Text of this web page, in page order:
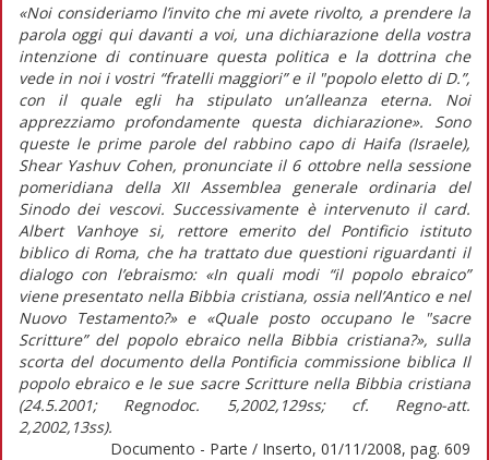
«Noi consideriamo l’invito che mi avete rivolto, a prendere la
parola oggi qui davanti a voi, una dichiarazione della vostra
intenzione di continuare questa politica e la dottrina che
vede in noi i vostri “fratelli maggiori” e il "popolo eletto di D.”,
con il quale egli ha stipulato un’alleanza eterna. Noi
apprezziamo profondamente questa dichiarazione». Sono
queste le prime parole del rabbino capo di Haifa (Israele),
Shear Yashuv Cohen, pronunciate il 6 ottobre nella sessione
pomeridiana della XII Assemblea generale ordinaria del
Sinodo dei vescovi. Successivamente è intervenuto il card.
Albert Vanhoye si, rettore emerito del Pontificio istituto
biblico di Roma, che ha trattato due questioni riguardanti il
dialogo con l’ebraismo: «In quali modi “il popolo ebraico”
viene presentato nella Bibbia cristiana, ossia nell’Antico e nel
Nuovo Testamento?» e «Quale posto occupano le "sacre
Scritture” del popolo ebraico nella Bibbia cristiana?», sulla
scorta del documento della Pontificia commissione biblica Il
popolo ebraico e le sue sacre Scritture nella Bibbia cristiana
(24.5.2001; Regnodoc. 5,2002,129ss; cf. Regno-att.
2,2002,13ss).
Documento - Parte / Inserto, 01/11/2008, pag. 609